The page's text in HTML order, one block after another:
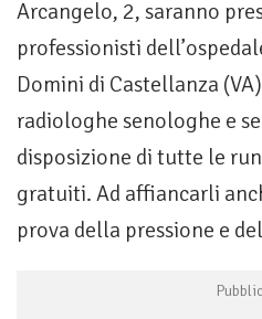
Arcangelo, 2, saranno
professionisti
Domini di Castellanza
radiologhe senologhe e
disposizione di tutte le
gratuiti. Ad affiancarli
prova della pressione e